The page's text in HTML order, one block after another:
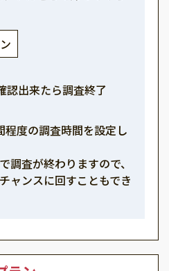
出来たら調査終了
度の調査時間を設定し
査が終わりますので、
ャンスに回すこともでき